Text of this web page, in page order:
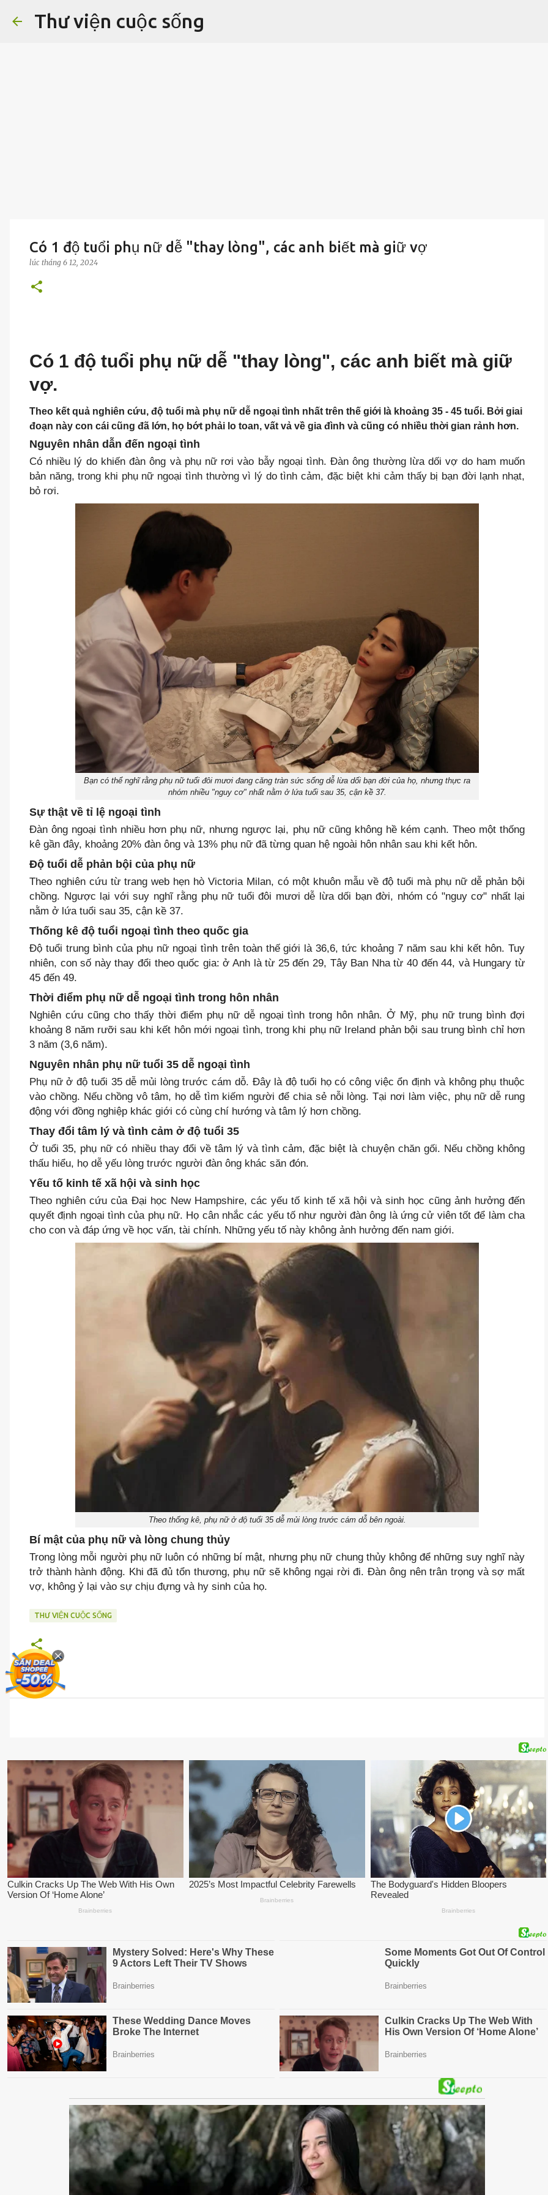
Thư viện cuộc sống
Có 1 độ tuổi phụ nữ dễ "thay lòng", các anh biết mà giữ vợ
lúc tháng 6 12, 2024
Có 1 độ tuổi phụ nữ dễ "thay lòng", các anh biết mà giữ
vợ.
Theo kết quả nghiên cứu, độ tuổi mà phụ nữ dễ ngoại tình nhất trên thế giới là khoảng 35 - 45 tuổi. Bởi giai
đoạn này con cái cũng đã lớn, họ bớt phải lo toan, vất vả về gia đình và cũng có nhiều thời gian rảnh hơn.
Nguyên nhân dẫn đến ngoại tình
Có nhiều lý do khiến đàn ông và phụ nữ rơi vào bẫy ngoại tình. Đàn ông thường lừa dối vợ do ham muốn
bản năng, trong khi phụ nữ ngoại tình thường vì lý do tình cảm, đặc biệt khi cảm thấy bị bạn đời lạnh nhạt,
bỏ rơi.
Bạn có thể nghĩ rằng phụ nữ tuổi đôi mươi đang căng tràn sức sống dễ lừa dối bạn đời của họ, nhưng thực ra
nhóm nhiều "nguy cơ" nhất nằm ở lứa tuổi sau 35, cận kề 37.
Sự thật về tỉ lệ ngoại tình
Đàn ông ngoại tình nhiều hơn phụ nữ, nhưng ngược lại, phụ nữ cũng không hề kém cạnh. Theo một thống
kê gần đây, khoảng 20% đàn ông và 13% phụ nữ đã từng quan hệ ngoài hôn nhân sau khi kết hôn.
Độ tuổi dễ phản bội của phụ nữ
Theo nghiên cứu từ trang web hẹn hò Victoria Milan, có một khuôn mẫu về độ tuổi mà phụ nữ dễ phản bội
chồng. Ngược lại với suy nghĩ rằng phụ nữ tuổi đôi mươi dễ lừa dối bạn đời, nhóm có "nguy cơ" nhất lại
nằm ở lứa tuổi sau 35, cận kề 37.
Thống kê độ tuổi ngoại tình theo quốc gia
Độ tuổi trung bình của phụ nữ ngoại tình trên toàn thế giới là 36,6, tức khoảng 7 năm sau khi kết hôn. Tuy
nhiên, con số này thay đổi theo quốc gia: ở Anh là từ 25 đến 29, Tây Ban Nha từ 40 đến 44, và Hungary từ
45 đến 49.
Thời điểm phụ nữ dễ ngoại tình trong hôn nhân
Nghiên cứu cũng cho thấy thời điểm phụ nữ dễ ngoại tình trong hôn nhân. Ở Mỹ, phụ nữ trung bình đợi
khoảng 8 năm rưỡi sau khi kết hôn mới ngoại tình, trong khi phụ nữ Ireland phản bội sau trung bình chỉ hơn
3 năm (3,6 năm).
Nguyên nhân phụ nữ tuổi 35 dễ ngoại tình
Phụ nữ ở độ tuổi 35 dễ mủi lòng trước cám dỗ. Đây là độ tuổi họ có công việc ổn định và không phụ thuộc
vào chồng. Nếu chồng vô tâm, họ dễ tìm kiếm người để chia sẻ nỗi lòng. Tại nơi làm việc, phụ nữ dễ rung
động với đồng nghiệp khác giới có cùng chí hướng và tâm lý hơn chồng.
Thay đổi tâm lý và tình cảm ở độ tuổi 35
Ở tuổi 35, phụ nữ có nhiều thay đổi về tâm lý và tình cảm, đặc biệt là chuyện chăn gối. Nếu chồng không
thấu hiểu, họ dễ yếu lòng trước người đàn ông khác săn đón.
Yếu tố kinh tế xã hội và sinh học
Theo nghiên cứu của Đại học New Hampshire, các yếu tố kinh tế xã hội và sinh học cũng ảnh hưởng đến
quyết định ngoại tình của phụ nữ. Họ cân nhắc các yếu tố như người đàn ông là ứng cử viên tốt để làm cha
cho con và đáp ứng về học vấn, tài chính. Những yếu tố này không ảnh hưởng đến nam giới.
Theo thống kê, phụ nữ ở độ tuổi 35 dễ mủi lòng trước cám dỗ bên ngoài.
Bí mật của phụ nữ và lòng chung thủy
Trong lòng mỗi người phụ nữ luôn có những bí mật, nhưng phụ nữ chung thủy không để những suy nghĩ này
trở thành hành động. Khi đã đủ tổn thương, phụ nữ sẽ không ngại rời đi. Đàn ông nên trân trọng và sợ mất
vợ, không ỷ lại vào sự chịu đựng và hy sinh của họ.
THƯ VIỆN CUỘC SỐNG